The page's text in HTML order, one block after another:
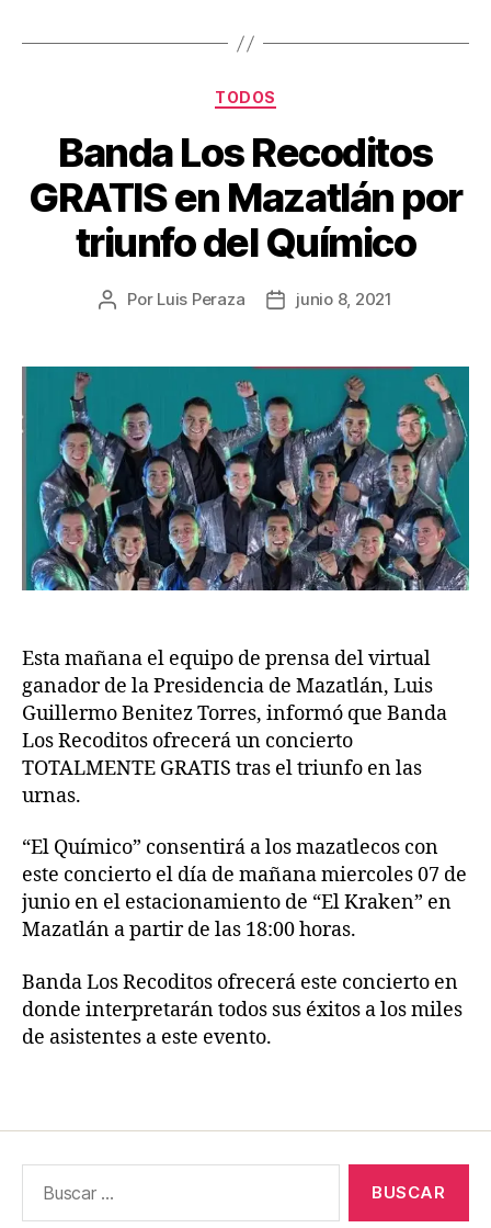
TODOS
Banda Los Recoditos
GRATIS en Mazatlán por
triunfo del Químico
Por Luis Peraza junio 8, 2021
Esta mañana el equipo de prensa del virtual
ganador de la Presidencia de Mazatlán, Luis
Guillermo Benitez Torres, informó que Banda
Los Recoditos ofrecerá un concierto
TOTALMENTE GRATIS tras el triunfo en las
urnas.
“El Químico” consentirá a los mazatlecos con
este concierto el día de mañana miercoles 07 de
junio en el estacionamiento de “El Kraken” en
Mazatlán a partir de las 18:00 horas.
Banda Los Recoditos ofrecerá este concierto en
donde interpretarán todos sus éxitos a los miles
de asistentes a este evento.